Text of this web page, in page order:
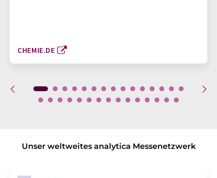
CHEMIE.DE
Unser weltweites analytica Messenetzwerk